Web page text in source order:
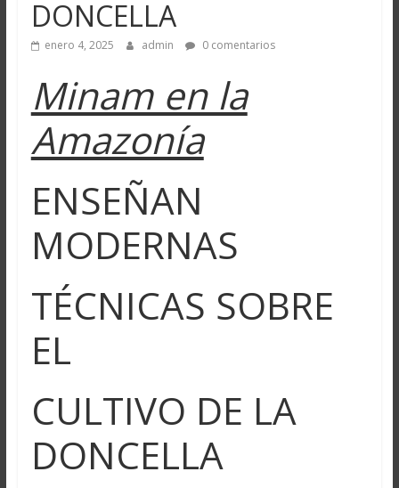
DONCELLA
enero 4, 2025 admin 0 comentarios
Minam en la
Amazonía
ENSEÑAN
MODERNAS
TÉCNICAS SOBRE
EL
CULTIVO DE LA
DONCELLA